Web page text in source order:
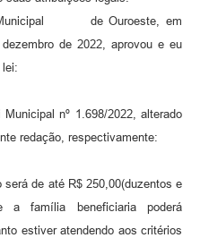
Municipal de Ouroeste, em
de 2022, aprovou e eu
lei:
nº 1.698/2022, alterado
redação, respectivamente:
será de até R$ 250,00(duzentos e
família beneficiaria poderá
estiver atendendo aos critérios